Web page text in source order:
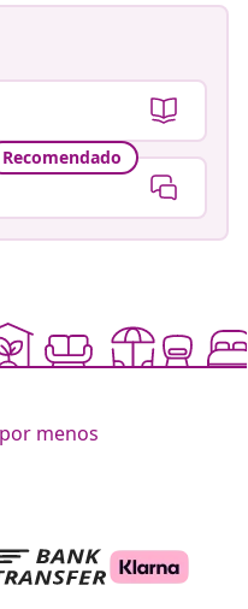
Recomendado
menos